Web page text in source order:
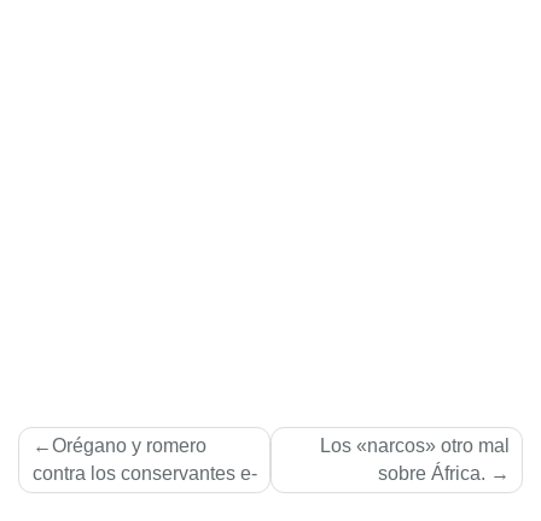
Navegación
de
Orégano y romero
contra los conservantes e-
Los «narcos» otro mal
sobre África.